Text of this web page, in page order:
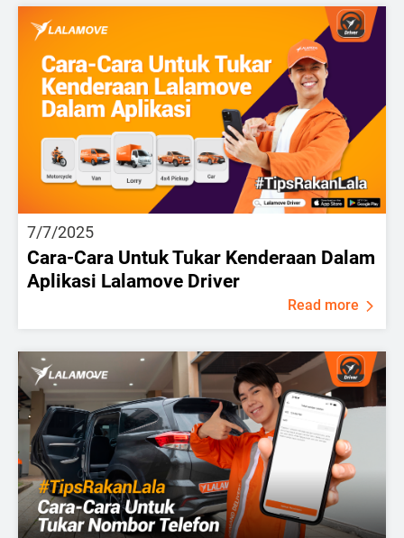
7/7/2025
Cara-Cara Untuk Tukar Kenderaan Dalam
Aplikasi Lalamove Driver
Read more